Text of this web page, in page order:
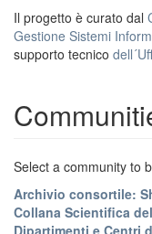
Il progetto è curato dal
Gestione Sistemi
supporto tecnico
Select a community to
Archivio consortile:
Collana Scientifica
Dipartimenti e Centri